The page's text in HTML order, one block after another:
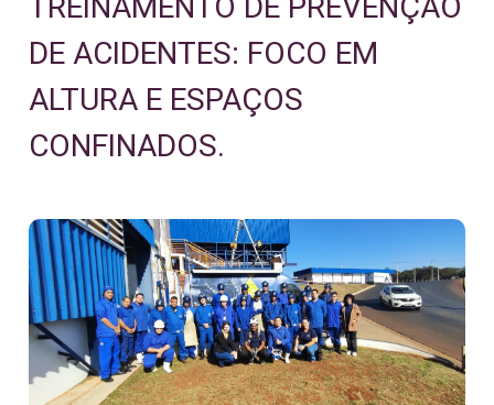
DE ACIDENTES: FOCO EM
ALTURA E ESPAÇOS
CONFINADOS.